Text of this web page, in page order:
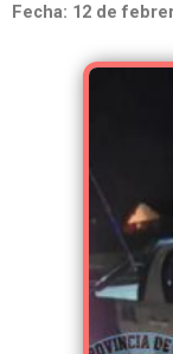
Fecha: 12 de